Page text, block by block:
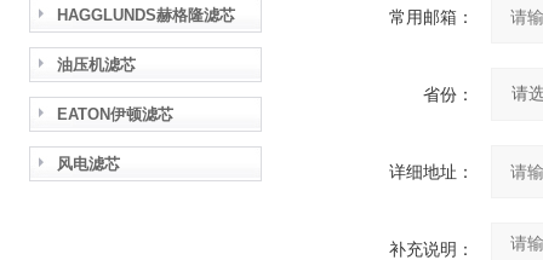
HAGGLUNDS赫格隆滤芯
油压机滤芯
EATON伊顿滤芯
风电滤芯
常用邮箱：
省份：
详细地址：
补充说明：